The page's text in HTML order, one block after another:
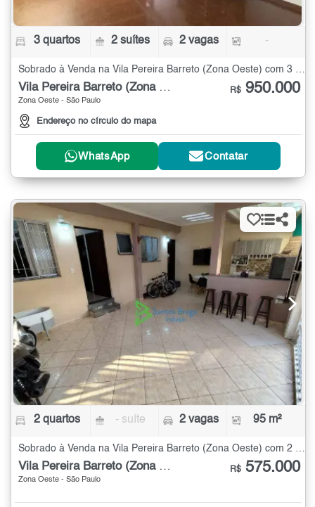
3 quartos 2 suítes 2 vagas -
Sobrado à Venda na Vila Pereira Barreto (Zona Oeste) com 3 quartos
Vila Pereira Barreto (Zona Oeste)
Zona Oeste - São Paulo
Endereço no círculo do mapa
R$ 950.000
WhatsApp Contatar
2 quartos - suíte 2 vagas 95 m²
Sobrado à Venda na Vila Pereira Barreto (Zona Oeste) com 2 quartos - 95 m²
Vila Pereira Barreto (Zona Oeste)
Zona Oeste - São Paulo
R$ 575.000